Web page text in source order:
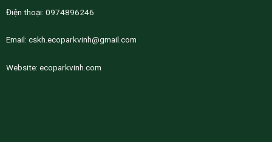
Điện thoại: 0974896246
Email: cskh.ecoparkvinh@gmail.com
Website: ecoparkvinh.com